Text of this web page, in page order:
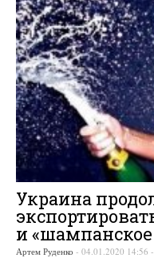
Украина
и
Артем Руденко - 04.01.2020 14:56 -